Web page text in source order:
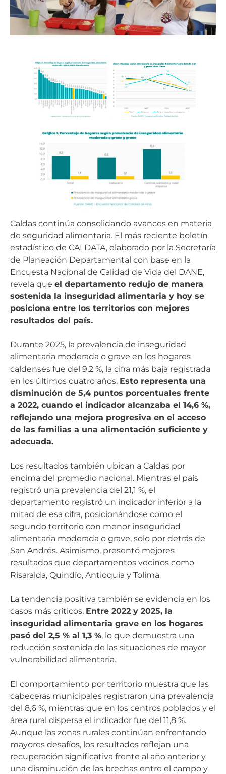
Caldas continúa consolidando avances en materia
de seguridad alimentaria. El más reciente boletín
estadístico de CALDATA, elaborado por la Secretaría
de Planeación Departamental con base en la
Encuesta Nacional de Calidad de Vida del DANE,
revela que el departamento redujo de manera
sostenida la inseguridad alimentaria y hoy se
posiciona entre los territorios con mejores
resultados del país.
Durante 2025, la prevalencia de inseguridad
alimentaria moderada o grave en los hogares
caldenses fue del 9,2 %, la cifra más baja registrada
en los últimos cuatro años. Esto representa una
disminución de 5,4 puntos porcentuales frente
a 2022, cuando el indicador alcanzaba el 14,6 %,
reflejando una mejora progresiva en el acceso
de las familias a una alimentación suficiente y
adecuada.
Los resultados también ubican a Caldas por
encima del promedio nacional. Mientras el país
registró una prevalencia del 21,1 %, el
departamento registró un indicador inferior a la
mitad de esa cifra, posicionándose como el
segundo territorio con menor inseguridad
alimentaria moderada o grave, solo por detrás de
San Andrés. Asimismo, presentó mejores
resultados que departamentos vecinos como
Risaralda, Quindío, Antioquia y Tolima.
La tendencia positiva también se evidencia en los
casos más críticos. Entre 2022 y 2025, la
inseguridad alimentaria grave en los hogares
pasó del 2,5 % al 1,3 %, lo que demuestra una
reducción sostenida de las situaciones de mayor
vulnerabilidad alimentaria.
El comportamiento por territorio muestra que las
cabeceras municipales registraron una prevalencia
del 8,6 %, mientras que en los centros poblados y el
área rural dispersa el indicador fue del 11,8 %.
Aunque las zonas rurales continúan enfrentando
mayores desafíos, los resultados reflejan una
recuperación significativa frente al año anterior y
una disminución de las brechas entre el campo y